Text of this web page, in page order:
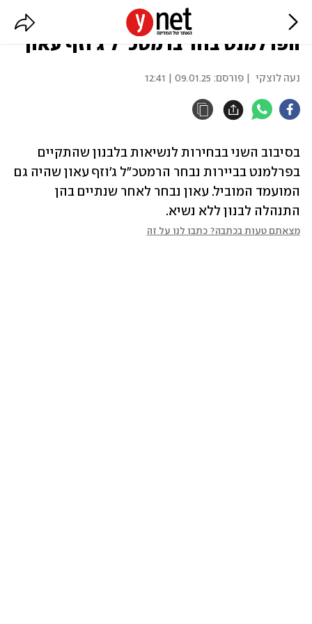
הבחירות לנשיאות בלבנון:
הפרלמנט בחר ברמטכ"ל ג'וזף עאון
נעה לוצקי | פורסם: 09.01.25 | 12:41
התנהלה לבנון ללא נשיא.
מצאתם טעות בכתבה? כתבו לנו על זה